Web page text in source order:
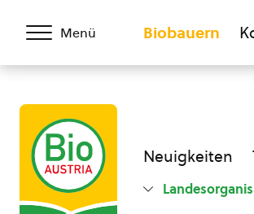
Menü Biobauern
Neuigkeiten